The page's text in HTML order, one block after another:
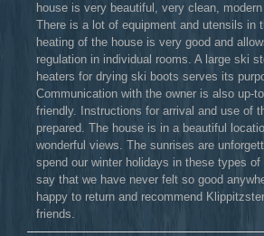
house is very beautiful, very clean,
There is a lot of equipment and utensils in
heating of the house is very good and
regulation in individual rooms. A large ski
heaters for drying ski boots serves its
Communication with the owner is also up-
friendly. Instructions for arrival and use of
prepared. The house is in a beautiful
wonderful views. The sunrises are
spend our winter holidays in these types
say that we have never felt so good
happy to return and recommend
friends.